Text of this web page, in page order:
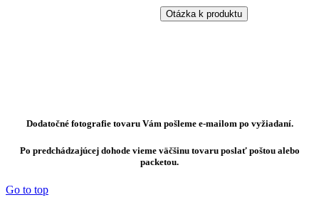
Otázka k produktu
Dodatočné fotografie tovaru Vám pošleme e-mailom po vyžiadaní.
Po predchádzajúcej dohode vieme väčšinu tovaru poslať poštou alebo
packetou.
Go to top